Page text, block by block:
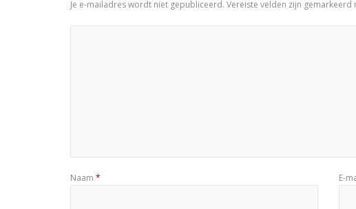
Je e-mailadres wordt niet gepubliceerd. Vereiste velden zijn gemarkeerd
Naam * E-